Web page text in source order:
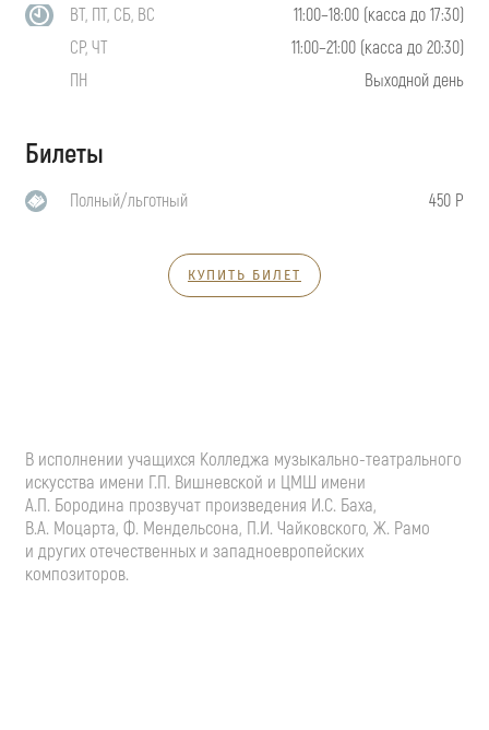
ВТ, ПТ, СБ, ВС
11:00–18:00 (касса до 17:30)
СР, ЧТ
11:00–21:00 (касса до 20:30)
ПН
Выходной день
Билеты
Полный/льготный 450 Р
КУПИТЬ БИЛЕТ
В исполнении учащихся Колледжа музыкально-театрального
искусства имени Г.П. Вишневской и ЦМШ имени
А.П. Бородина прозвучат произведения И.С. Баха,
В.А. Моцарта, Ф. Мендельсона, П.И. Чайковского, Ж. Рамо
и других отечественных и западноевропейских
композиторов.